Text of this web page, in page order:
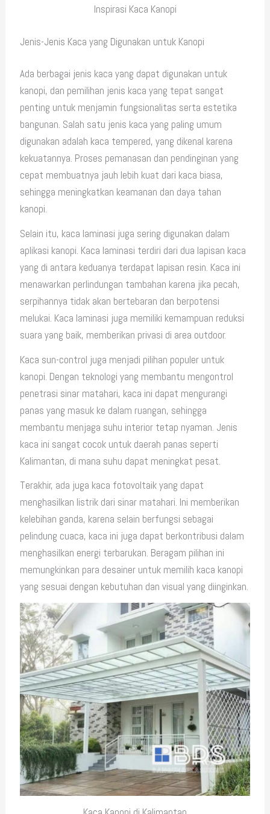
Inspirasi Kaca Kanopi
Jenis-Jenis Kaca yang Digunakan untuk Kanopi
Ada berbagai jenis kaca yang dapat digunakan untuk
kanopi, dan pemilihan jenis kaca yang tepat sangat
penting untuk menjamin fungsionalitas serta estetika
bangunan. Salah satu jenis kaca yang paling umum
digunakan adalah kaca tempered, yang dikenal karena
kekuatannya. Proses pemanasan dan pendinginan yang
cepat membuatnya jauh lebih kuat dari kaca biasa,
sehingga meningkatkan keamanan dan daya tahan
kanopi.
Selain itu, kaca laminasi juga sering digunakan dalam
aplikasi kanopi. Kaca laminasi terdiri dari dua lapisan kaca
yang di antara keduanya terdapat lapisan resin. Kaca ini
menawarkan perlindungan tambahan karena jika pecah,
serpihannya tidak akan bertebaran dan berpotensi
melukai. Kaca laminasi juga memiliki kemampuan reduksi
suara yang baik, memberikan privasi di area outdoor.
Kaca sun-control juga menjadi pilihan populer untuk
kanopi. Dengan teknologi yang membantu mengontrol
penetrasi sinar matahari, kaca ini dapat mengurangi
panas yang masuk ke dalam ruangan, sehingga
membantu menjaga suhu interior tetap nyaman. Jenis
kaca ini sangat cocok untuk daerah panas seperti
Kalimantan, di mana suhu dapat meningkat pesat.
Terakhir, ada juga kaca fotovoltaik yang dapat
menghasilkan listrik dari sinar matahari. Ini memberikan
kelebihan ganda, karena selain berfungsi sebagai
pelindung cuaca, kaca ini juga dapat berkontribusi dalam
menghasilkan energi terbarukan. Beragam pilihan ini
memungkinkan para desainer untuk memilih kaca kanopi
yang sesuai dengan kebutuhan dan visual yang diinginkan.